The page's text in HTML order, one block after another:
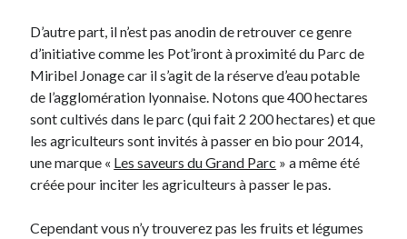
D’autre part, il n’est pas anodin de retrouver ce genre
d’initiative comme les Pot’iront à proximité du Parc de
Miribel Jonage car il s’agit de la réserve d’eau potable
de l’agglomération lyonnaise. Notons que 400 hectares
sont cultivés dans le parc (qui fait 2 200 hectares) et que
les agriculteurs sont invités à passer en bio pour 2014,
une marque « Les saveurs du Grand Parc » a même été
créée pour inciter les agriculteurs à passer le pas.
Cependant vous n’y trouverez pas les fruits et légumes